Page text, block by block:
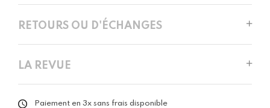
RETOURS OU D'ÉCHANGES
LA REVUE
Paiement en 3x sans frais disponible